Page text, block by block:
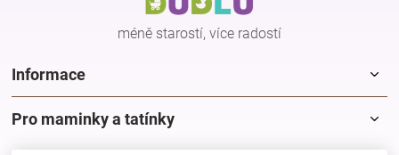
p
r
méně starostí, více radostí
Informace
Pro maminky a tatínky